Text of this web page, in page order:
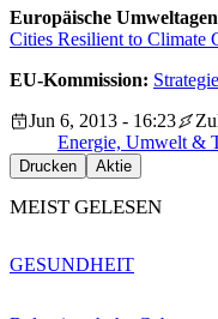
Europäische
Cities Resilient to Climate
EU-Kommission:
Jun 6, 2013 - 16:23
Energie, Umwelt &
Drucken Aktie
MEIST GELESEN
GESUNDHEIT